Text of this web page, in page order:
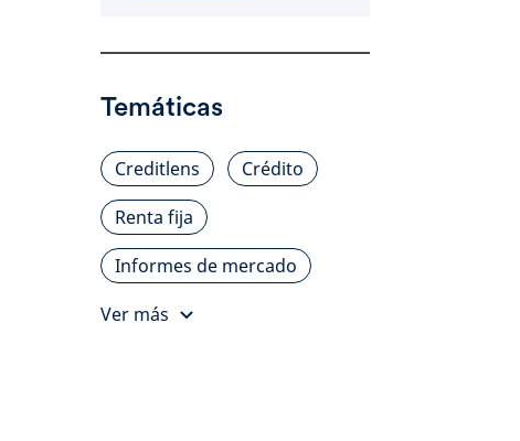
Temáticas
Creditlens
Crédito
Renta fija
Informes de mercado
Ver más